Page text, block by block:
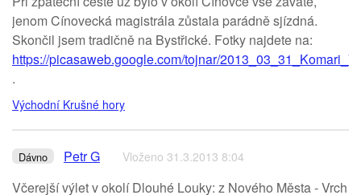
jenom Cínovecká magistrála zůstala parádně sjízdná.
Skončil jsem tradičně na Bystřické. Fotky najdete na:
https://picasaweb.google.com/tojnar/
.
Východní Krušné hory
Dávno Petr G Vloženo 31.3.2013 8:04
Včerejší výlet v okolí Dlouhé Louky: z Nového Města - Vrch